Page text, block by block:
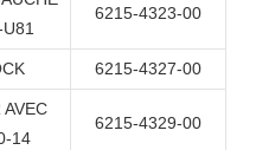
U81
6215-4323-00
6215-4327-00
14
6215-4329-00